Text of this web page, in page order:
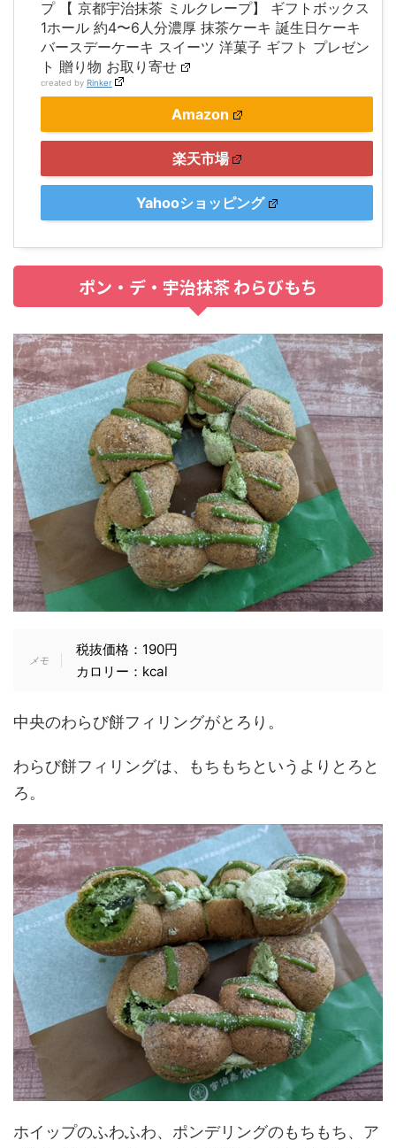
プ 【 京都宇治抹茶 ミルクレープ】 ギフトボックス
1ホール 約4〜6人分濃厚 抹茶ケーキ 誕生日ケーキ
バースデーケーキ スイーツ 洋菓子 ギフト プレゼン
ト 贈り物 お取り寄せ
created by Rinker
Amazon
楽天市場
Yahooショッピング
ポン・デ・宇治抹茶 わらびもち
税抜価格：190円
カロリー：kcal
中央のわらび餅フィリングがとろり。
わらび餅フィリングは、もちもちというよりとろと
ろ。
ホイップのふわふわ、ポンデリングのもちもち、ア